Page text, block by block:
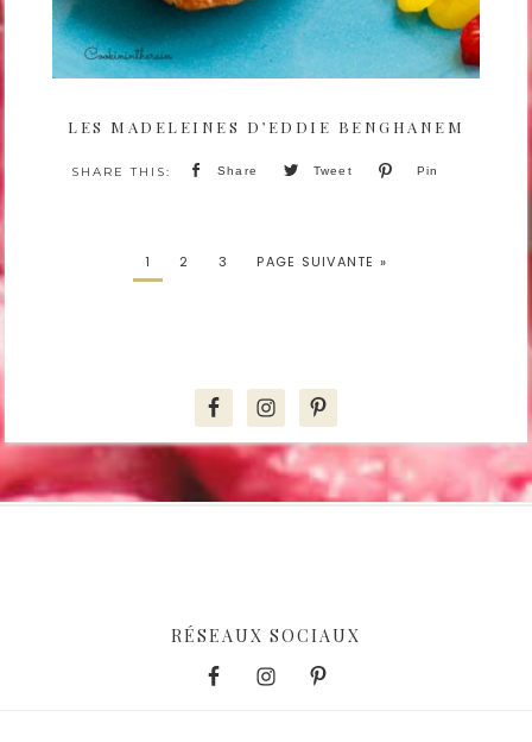
LES MADELEINES D’EDDIE BENGHANEM
Share Tweet Pin
1 2 3 PAGE SUIVANTE »
RÉSEAUX SOCIAUX